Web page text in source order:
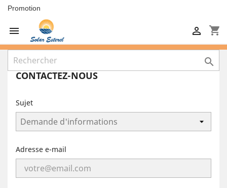
Promotion
 shopping_cart


CONTACTEZ-NOUS
Sujet
Adresse e-mail